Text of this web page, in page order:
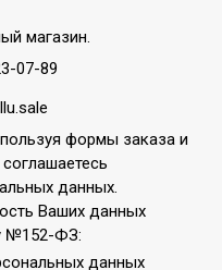
магазин.
07-89
формы заказа и
данных.
Ваших данных
№152-ФЗ:
данных